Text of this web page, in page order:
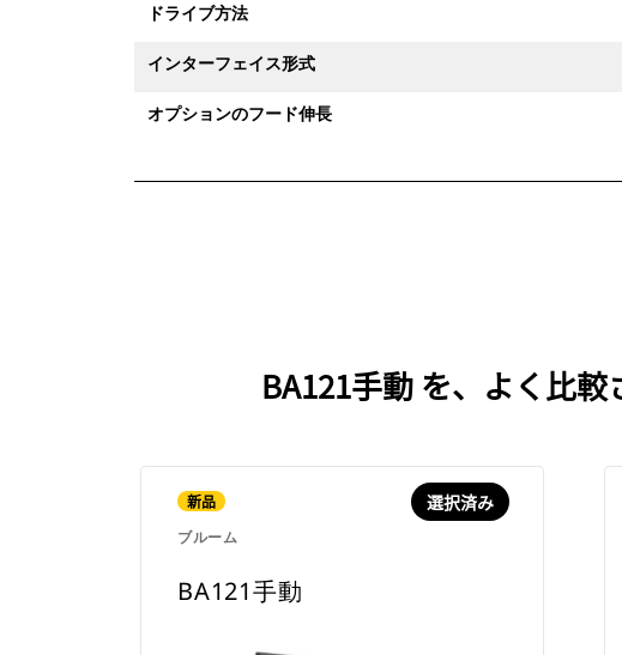
ドライブ方法
インターフェイス形式
オプションのフード伸長
BA121手動 を、よく比
新品
ブルーム
選択済み
BA121手動